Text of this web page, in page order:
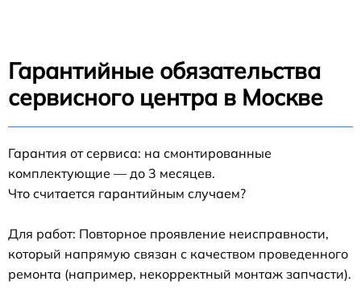
Гарантийные обязательства
сервисного центра в Москве
Гарантия от сервиса: на смонтированные
комплектующие — до 3 месяцев.
Что считается гарантийным случаем?
Для работ: Повторное проявление неисправности,
который напрямую связан с качеством проведенного
ремонта (например, некорректный монтаж запчасти).